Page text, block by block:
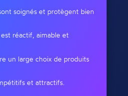
soignés et protègent bien
réactif, aimable et
un large choix de produits
et attractifs.